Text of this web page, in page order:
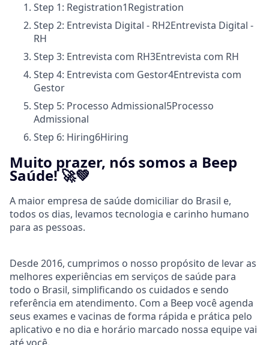
Step 1: Registration1Registration
Step 2: Entrevista Digital - RH2Entrevista Digital -
RH
Step 3: Entrevista com RH3Entrevista com RH
Step 4: Entrevista com Gestor4Entrevista com
Gestor
Step 5: Processo Admissional5Processo
Admissional
Step 6: Hiring6Hiring
Muito prazer, nós somos a Beep
Saúde! 🚀💚
A maior empresa de saúde domiciliar do Brasil e,
todos os dias, levamos tecnologia e carinho humano
para as pessoas.
Desde 2016, cumprimos o nosso propósito de levar as
melhores experiências em serviços de saúde para
todo o Brasil, simplificando os cuidados e sendo
referência em atendimento. Com a Beep você agenda
seus exames e vacinas de forma rápida e prática pelo
aplicativo e no dia e horário marcado nossa equipe vai